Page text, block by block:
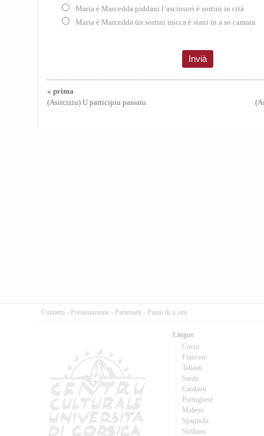
Maria è Marcedda piddani l’ascinsori è sortini in cità
Maria è Marcedda ùn sortini micca è stani in a so camara
« prima
(Asirciziu) U participiu passatu
Cuntattu - Presentazione - Partenarii - Pianu di u situ
Lingue
Corsu
Francese
Talianu
Sardu
Catalanu
Purtughese
Maltese
Spagnolu
Sicilianu